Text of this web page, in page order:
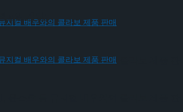
소호 등 뮤지컬 배우와의 콜라보 제품 판매
윤소호 등 뮤지컬 배우와의 콜라보 제품 판매
8일 개막!